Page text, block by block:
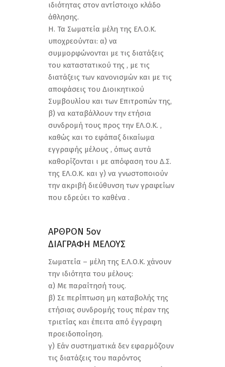
ιδιότητας στον αντίστοιχο κλάδο
άθλησης.
Η. Τα Σωματεία μέλη της ΕΛ.Ο.Κ.
υποχρεούνται: α) να
συμμορφώνονται με τις διατάξεις
του καταστατικού της , με τις
διατάξεις των κανονισμών και με τις
αποφάσεις του Διοικητικού
Συμβουλίου και των Επιτροπών της,
β) να καταβάλλουν την ετήσια
συνδρομή τους προς την ΕΛ.Ο.Κ. ,
καθώς και το εφάπαξ δικαίωμα
εγγραφής μέλους , όπως αυτά
καθορίζονται ι με απόφαση του Δ.Σ.
της ΕΛ.Ο.Κ. και γ) να γνωστοποιούν
την ακριβή διεύθυνση των γραφείων
που εδρεύει το καθένα .
ΑΡΘΡΟΝ 5ον
ΔΙΑΓΡΑΦΗ ΜΕΛΟΥΣ
Σωματεία – μέλη της Ε.Λ.Ο.Κ. χάνουν
την ιδιότητα του μέλους:
α) Με παραίτησή τους.
β) Σε περίπτωση μη καταβολής της
ετήσιας συνδρομής τους πέραν της
τριετίας και έπειτα από έγγραφη
προειδοποίηση.
γ) Εάν συστηματικά δεν εφαρμόζουν
τις διατάξεις του παρόντος